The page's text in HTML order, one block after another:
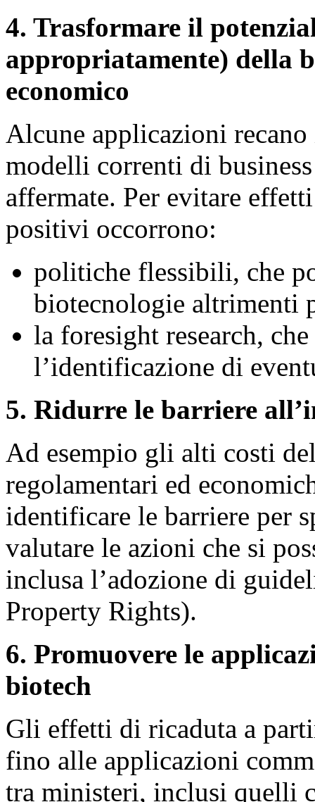
4. Trasformare il
appropriatamente) della
economico
Alcune applicazioni
modelli correnti di
affermate. Per evitare
positivi occorrono:
politiche flessibili, che
biotecnologie altrimenti
la foresight research,
l’identificazione di
5. Ridurre le barriere
Ad esempio gli alti costi
regolamentari ed
identificare le barriere per
valutare le azioni che si
inclusa l’adozione di
Property Rights).
6. Promuovere le
biotech
Gli effetti di ricaduta a
fino alle applicazioni
tra ministeri, inclusi quelli